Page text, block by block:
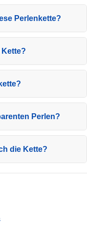
Perlenkette?
Perlen?
die Kette?